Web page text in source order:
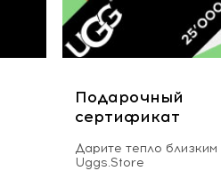
Подарочный
сертификат
Дарите тепло близким
Uggs.Store